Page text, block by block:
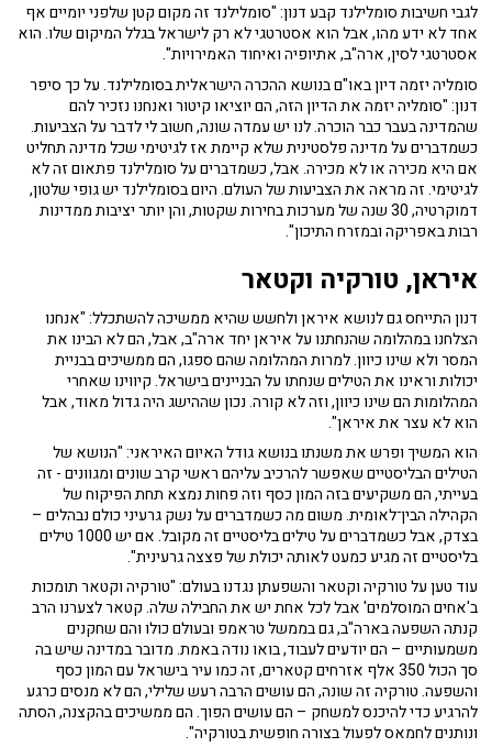
לגבי חשיבות סומלילנד קבע דנון: "סומלילנד זה מקום קטן שלפני יומיים אף
אחד לא ידע מהו, אבל הוא אסטרטגי לא רק לישראל בגלל המיקום שלו. הוא
אסטרטגי לסין, ארה"ב, אתיופיה ואיחוד האמירויות".
סומליה יזמה דיון באו"ם בנושא ההכרה הישראלית בסומלילנד. על כך סיפר
דנון: "סומליה יזמה את הדיון הזה, הם יוציאו קיטור ואנחנו נזכיר להם
שהמדינה בעבר כבר הוכרה. לנו יש עמדה שונה, חשוב לי לדבר על הצביעות.
כשמדברים על מדינה פלסטינית שלא קיימת אז לגיטימי שכל מדינה תחליט
אם היא מכירה או לא מכירה. אבל, כשמדברים על סומלילנד פתאום זה לא
לגיטימי. זה מראה את הצביעות של העולם. היום בסומלילנד יש גופי שלטון,
דמוקרטיה, 30 שנה של מערכות בחירות שקטות, והן יותר יציבות ממדינות
רבות באפריקה ובמזרח התיכון".
איראן, טורקיה וקטאר
דנון התייחס גם לנושא איראן ולחשש שהיא ממשיכה להשתכלל: "אנחנו
הצלחנו במהלומה שהנחתנו על איראן יחד ארה"ב, אבל, הם לא הבינו את
המסר ולא שינו כיוון. למרות המהלומה שהם ספגו, הם ממשיכים בבניית
יכולות וראינו את הטילים שנחתו על הבניינים בישראל. קיווינו שאחרי
המהלומות הם שינו כיוון, וזה לא קורה. נכון שההישג היה גדול מאוד, אבל
הוא לא עצר את איראן".
הוא המשיך ופרש את משנתו בנושא גודל האיום האיראני: "הנושא של
הטילים הבליסטיים שאפשר להרכיב עליהם ראשי קרב שונים ומגוונים - זה
בעייתי, הם משקיעים בזה המון כסף וזה פחות נמצא תחת הפיקוח של
הקהילה הבין־לאומית. משום מה כשמדברים על נשק גרעיני כולם נבהלים –
בצדק, אבל כשמדברים על טילים בליסטיים זה מקובל. אם יש 1000 טילים
בליסטיים זה מגיע כמעט לאותה יכולת של פצצה גרעינית".
עוד טען על טורקיה וקטאר והשפעתן נגדנו בעולם: "טורקיה וקטאר תומכות
ב'אחים המוסלמים' אבל לכל אחת יש את החבילה שלה. קטאר לצערנו הרב
קנתה השפעה בארה"ב, גם בממשל טראמפ ובעולם כולו והם שחקנים
משמעותיים – הם יודעים לעבוד, בואו נודה באמת. מדובר במדינה שיש בה
סך הכול 350 אלף אזרחים קטארים, זה כמו עיר בישראל עם המון כסף
והשפעה. טורקיה זה שונה, הם עושים הרבה רעש שלילי, הם לא מנסים כרגע
להרגיע כדי להיכנס למשחק – הם עושים הפוך. הם ממשיכים בהקצנה, הסתה
ונותנים לחמאס לפעול בצורה חופשית בטורקיה".